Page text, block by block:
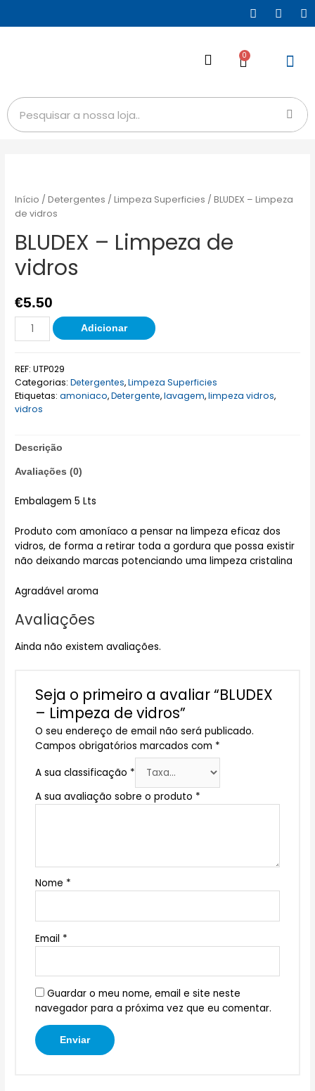
0
Início /Detergentes /Limpeza Superficies / BLUDEX – Limpeza
de vidros
BLUDEX – Limpeza de
vidros
€5.50
Adicionar
REF:UTP029
Categorias:Detergentes,Limpeza Superficies
Etiquetas:amoniaco,Detergente,lavagem,limpeza vidros,
vidros
Descrição
Avaliações (0)
Embalagem 5 Lts
Produto com amoníaco a pensar na limpeza eficaz dos
vidros, de forma a retirar toda a gordura que possa existir
não deixando marcas potenciando uma limpeza cristalina
Agradável aroma
Avaliações
Ainda não existem avaliações.
Seja o primeiro a avaliar “BLUDEX
– Limpeza de vidros”
O seu endereço de email não será publicado.
Campos obrigatórios marcados com *
A sua classificação *
A sua avaliação sobre o produto *
Nome *
Email *
Guardar o meu nome, email e site neste
navegador para a próxima vez que eu comentar.